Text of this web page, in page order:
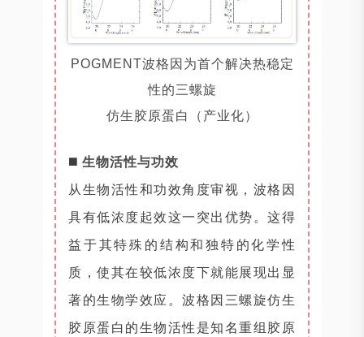
POGMENT波格因为首个解决热稳定
性的三螺旋
仿生胶原蛋白（产业化）
◼️生物活性与功效
从生物活性和功效角度审视，波格因
具有低浓度起效这一突出优势。这得
益于其特殊的结构和独特的化学性
质，使其在较低浓度下就能展现出显
著的生物学效应。波格因三螺旋仿生
胶原蛋白的生物活性是知名重组胶原